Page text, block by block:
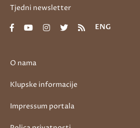
O nama
Klupske informacije
Impressum portala
Tjedni newsletter
ENG